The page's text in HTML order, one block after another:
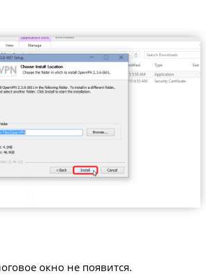
окно не появится.